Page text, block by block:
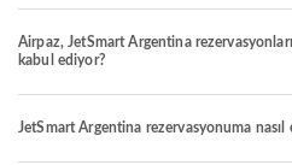
Airpaz, JetSmart Argentina
kabul ediyor?
JetSmart Argentina rezervasyonuma